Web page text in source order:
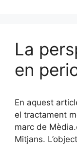
La
en
En aquest
el tractament
marc de
Mitjans.